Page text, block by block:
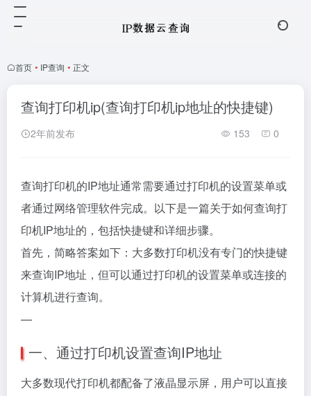
首页 • IP查询 • 正文
查询打印机ip(查询打印机ip地址的快捷键)
2年前发布 153 0
查询打印机的IP地址通常需要通过打印机的设置菜单或
者通过网络管理软件完成。以下是一篇关于如何查询打
印机IP地址的，包括快捷键和详细步骤。
首先，简略答案如下：大多数打印机没有专门的快捷键
来查询IP地址，但可以通过打印机的设置菜单或连接的
计算机进行查询。
—
一、通过打印机设置查询IP地址
大多数现代打印机都配备了液晶显示屏，用户可以直接